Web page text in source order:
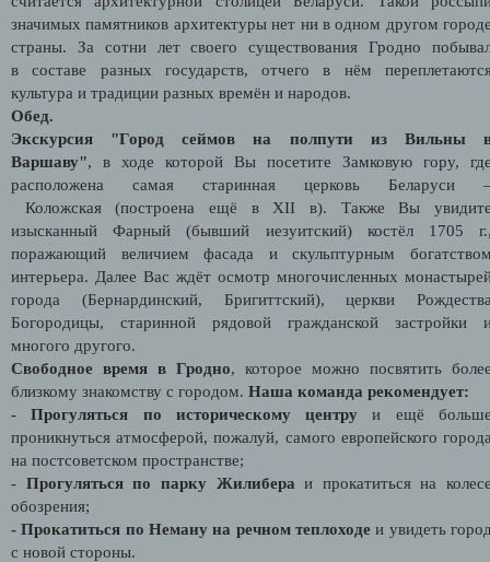
значимых памятников архитектуры нет ни в одном другом
страны. За сотни лет своего существования Гродно
в составе разных государств, отчего в нём
культура и традиции разных времён и народов.
Обед.
Экскурсия "Город сеймов на полпути из Вильны
Варшаву", в ходе которой Вы посетите Замковую гору,
расположена самая старинная церковь Беларуси
Коложская (построена ещё в XII в). Также Вы
изысканный Фарный (бывший иезуитский) костёл 1705
поражающий величием фасада и скульптурным
интерьера. Далее Вас ждёт осмотр многочисленных
города (Бернардинский, Бригиттский), церкви
Богородицы, старинной рядовой гражданской застройки
многого другого.
Свободное время в Гродно, которое можно посвятить
близкому знакомству с городом. Наша команда рекомендует:
-Прогуляться по историческому центру и ещё
проникнуться атмосферой, пожалуй, самого европейского
на постсоветском пространстве;
- Прогуляться по парку Жилибера и прокатиться на
обозрения;
- Прокатиться по Неману на речном теплоходе и увидеть
с новой стороны.